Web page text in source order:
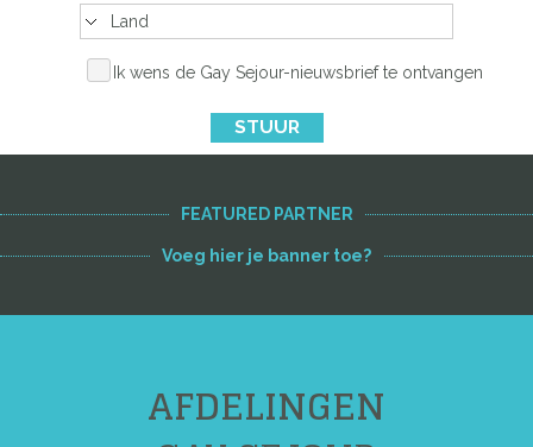
Ik wens de Gay Sejour-nieuwsbrief te ontvangen
STUUR
FEATURED PARTNER
Voeg hier je banner toe?
AFDELINGEN